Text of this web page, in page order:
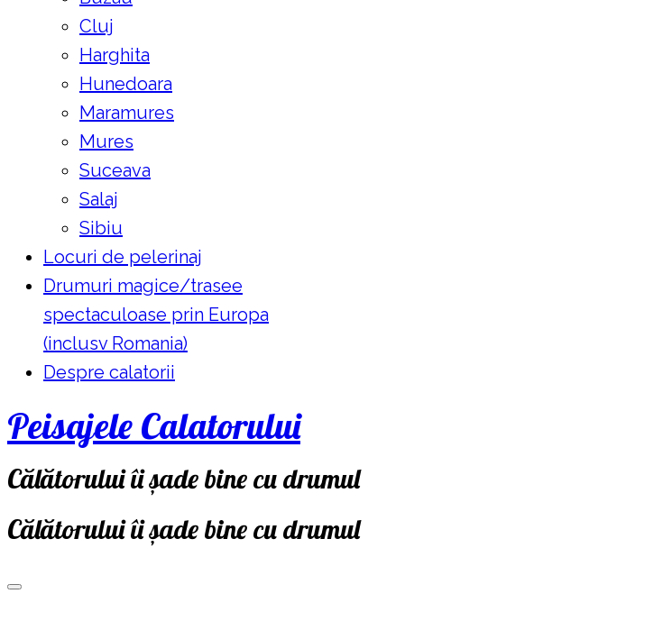
Cluj
Harghita
Hunedoara
Maramures
Mures
Suceava
Salaj
Sibiu
Locuri de pelerinaj
Drumuri magice/trasee
spectaculoase prin Europa
(inclusv Romania)
Despre calatorii
Peisajele Calatorului
Călătorului îi șade bine cu drumul
Călătorului îi șade bine cu drumul